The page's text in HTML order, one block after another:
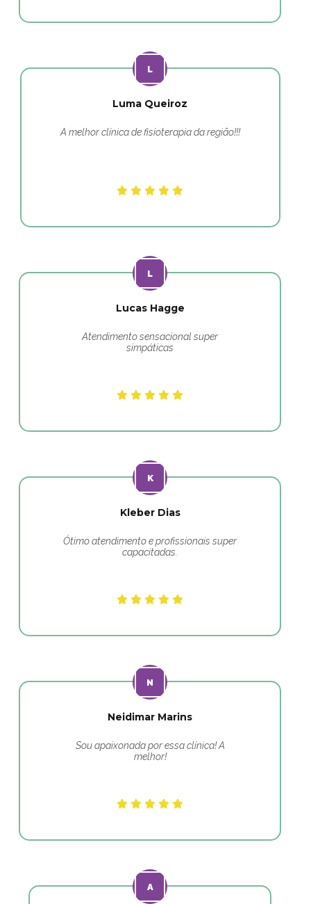
Luma Queiroz
A melhor clínica de fisioterapia da região!!!
Lucas Hagge
Atendimento sensacional super
simpáticas
Kleber Dias
Ótimo atendimento e profissionais super
capacitadas.
Neidimar Marins
Sou apaixonada por essa clínica! A
melhor!